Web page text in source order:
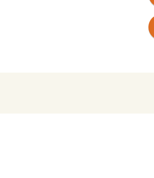
自然が近いと
そして、中心
さらに、住ん